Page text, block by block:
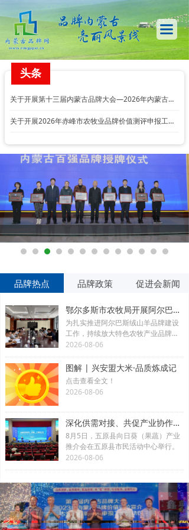
끀
首页
促进会概况
品牌资讯
品牌活动
品牌申报
品牌人物
内蒙古农牧业品牌目录
蒙品驿家
内蒙古品牌库
品牌热点 品牌政策 促进会新闻
鄂尔多斯市农牧局开展阿尔巴斯绒山羊品牌建设专项调研活动
为扎实推进阿尔巴斯绒山羊品牌建设
工作，持续放大特色农牧产业品牌优
势，赋能现代农牧业高质量发展，8月
3日至8月4日，鄂尔多斯市农牧局开
展鄂尔巴斯绒山羊品牌建设专项调
研。
2026-08-06
图解 | 兴安盟大米·品质炼成记
点击查看全文！
2026-08-06
深化供需对接、共促产业协作！五原县向日葵（果蔬）产业推介系列活动举行
8月5日，五原县向日葵（果蔬）产业
推介会在五原县市民活动中心举行。
2026-08-06
头条
关于开展第十三届内蒙古品牌大会—2026年内蒙古品牌价值评价申报工作的通知
关于开展2026年赤峰市农牧业品牌价值测评申报工作的通知